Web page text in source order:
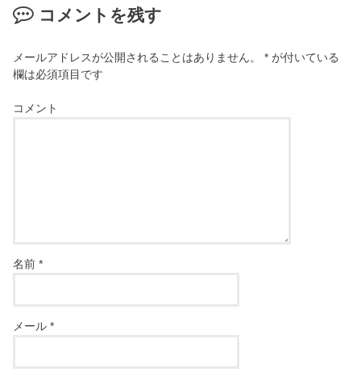
コメントを残す
メールアドレスが公開されることはありません。 * が付いている
欄は必須項目です
コメント
名前*
メール*